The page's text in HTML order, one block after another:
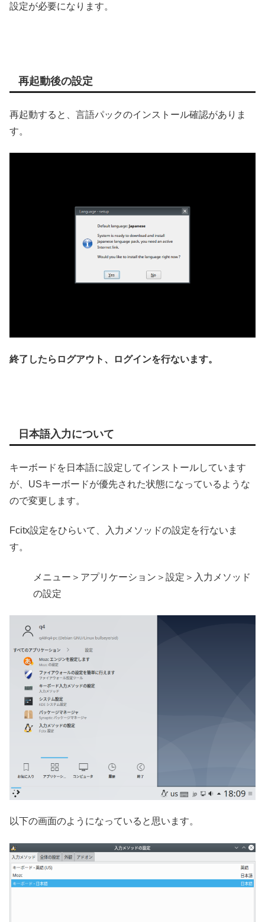
設定が必要になります。
再起動後の設定
再起動すると、言語パックのインストール確認がありま
す。
終了したらログアウト、ログインを行ないます。
日本語入力について
キーボードを日本語に設定してインストールしています
が、USキーボードが優先された状態になっているような
ので変更します。
Fcitx設定をひらいて、入力メソッドの設定を行ないま
す。
メニュー＞アプリケーション＞設定＞入力メソッド
の設定
以下の画面のようになっていると思います。